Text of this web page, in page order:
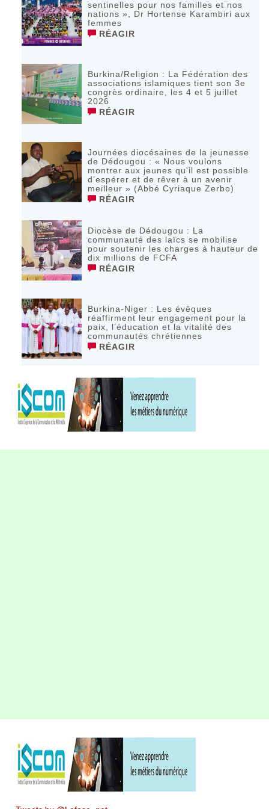
sentinelles pour nos familles et nos
nations », Dr Hortense Karambiri aux
femmes
RÉAGIR
Burkina/Religion : La Fédération des
associations islamiques tient son 3e
congrès ordinaire, les 4 et 5 juillet
2026
RÉAGIR
Journées diocésaines de la jeunesse
de Dédougou : « Nous voulons
montrer aux jeunes qu’il est possible
d’espérer et de rêver à un avenir
meilleur » (Abbé Cyriaque Zerbo)
RÉAGIR
Diocèse de Dédougou : La
communauté des laïcs se mobilise
pour soutenir les charges à hauteur de
dix millions de FCFA
RÉAGIR
Burkina-Niger : Les évêques
réaffirment leur engagement pour la
paix, l’éducation et la vitalité des
communautés chrétiennes
RÉAGIR